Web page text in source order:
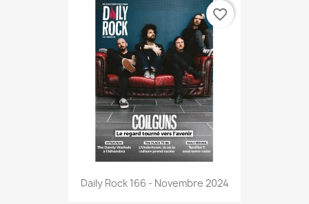
Daily Rock 166 - Novembre 2024
favorite_border